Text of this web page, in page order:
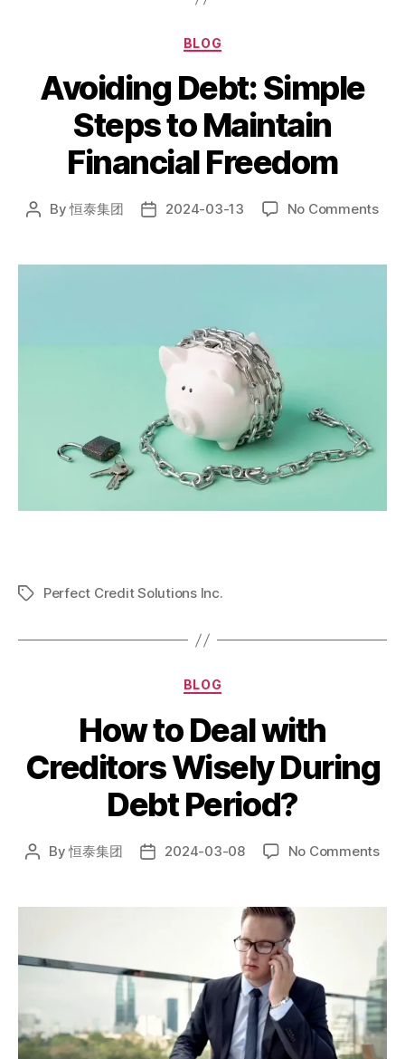
BLOG
Avoiding Debt: Simple
Steps to Maintain
Financial Freedom
By恒泰集团 2024-03-13 No Comments
Perfect Credit Solutions Inc.
BLOG
How to Deal with
Creditors Wisely During
Debt Period?
By恒泰集团 2024-03-08 No Comments